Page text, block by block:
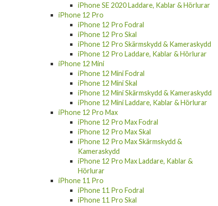
iPhone 12 Pro
iPhone 12 Pro Fodral
iPhone 12 Pro Skal
iPhone 12 Pro Skärmskydd & Kameraskydd
iPhone 12 Pro Laddare, Kablar & Hörlurar
iPhone 12 Mini
iPhone 12 Mini Fodral
iPhone 12 Mini Skal
iPhone 12 Mini Skärmskydd & Kameraskydd
iPhone 12 Mini Laddare, Kablar & Hörlurar
iPhone 12 Pro Max
iPhone 12 Pro Max Fodral
iPhone 12 Pro Max Skal
iPhone 12 Pro Max Skärmskydd &
Kameraskydd
iPhone 12 Pro Max Laddare, Kablar &
Hörlurar
iPhone 11 Pro
iPhone 11 Pro Fodral
iPhone 11 Pro Skal
iPhone 11 Pro Skärmskydd & Kameraskydd